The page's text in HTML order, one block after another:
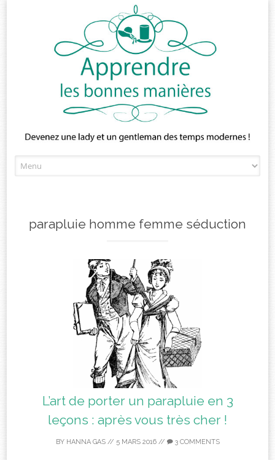
to
parapluie homme femme séduction
L’art de porter un parapluie en 3
leçons : après vous très cher !
BY HANNA GAS// 5 MARS 2016// 3 COMMENTS